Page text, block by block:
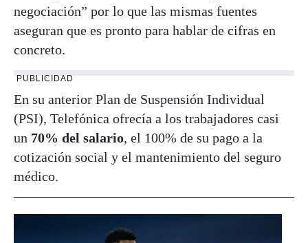
negociación” por lo que las mismas fuentes
aseguran que es pronto para hablar de cifras en
concreto.
PUBLICIDAD
En su anterior Plan de Suspensión Individual
(PSI), Telefónica ofrecía a los trabajadores casi
un 70% del salario, el 100% de su pago a la
cotización social y el mantenimiento del seguro
médico.